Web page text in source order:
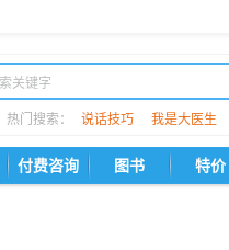
热门搜索： 说话技巧 我是大医生
付费咨询 图书 特价